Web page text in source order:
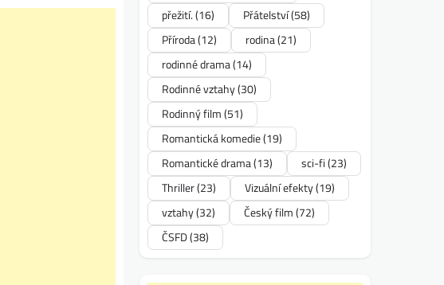
přežití.(16) Přátelství(58)
Příroda(12) rodina(21)
rodinné drama(14)
Rodinné vztahy(30)
Rodinný film(51)
Romantická komedie(19)
Romantické drama(13) sci-fi(23)
Thriller(23) Vizuální efekty(19)
vztahy(32) Český film(72)
ČSFD(38)